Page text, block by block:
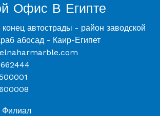
Офис В Египте
автострады - район заводской
абосад - Каир-Египет
Филиал